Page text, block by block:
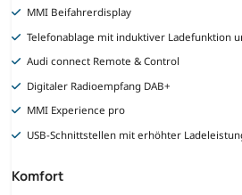
MMI Beifahrerdisplay
Telefonablage mit induktiver Ladefunktion
Audi connect Remote & Control
Digitaler Radioempfang DAB+
MMI Experience pro
USB-Schnittstellen mit erhöhter
Komfort